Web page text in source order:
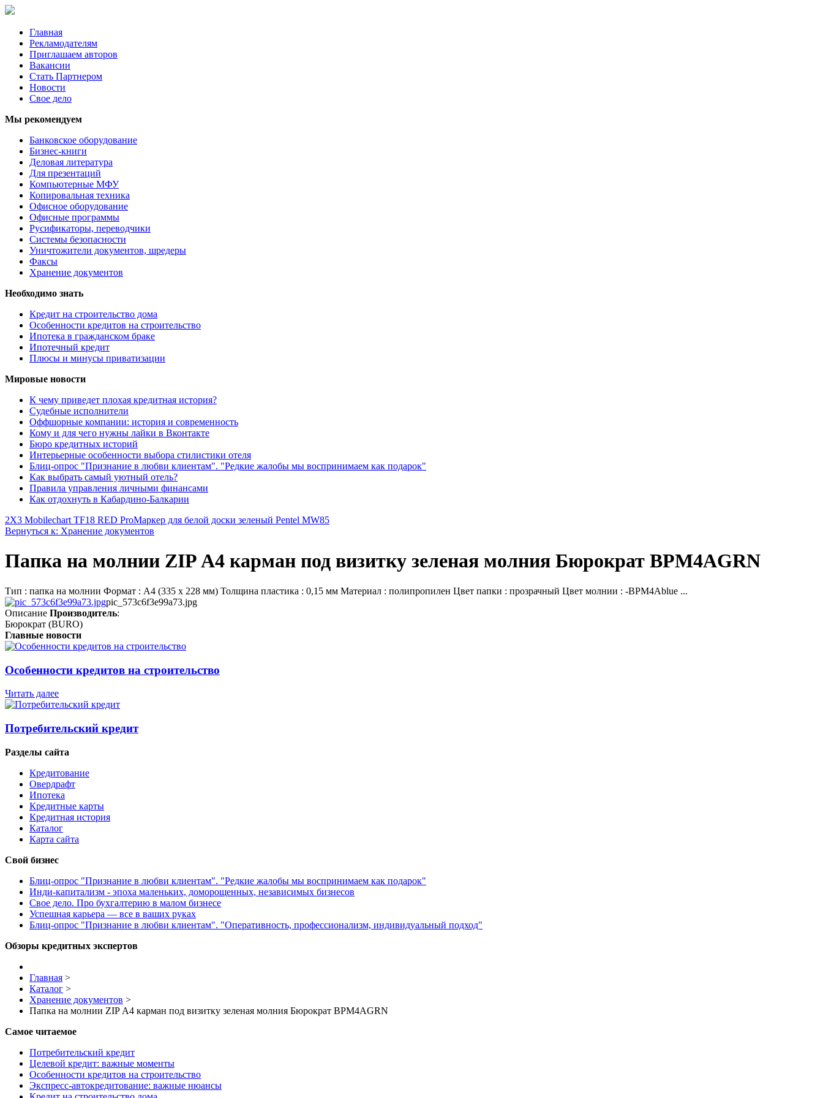
Главная
Рекламодателям
Приглашаем авторов
Вакансии
Стать Партнером
Новости
Свое дело
Мы рекомендуем
Банковское оборудование
Бизнес-книги
Деловая литература
Для презентаций
Компьютерные МФУ
Копировальная техника
Офисное оборудование
Офисные программы
Русификаторы, переводчики
Системы безопасности
Уничтожители документов, шредеры
Факсы
Хранение документов
Необходимо знать
Кредит на строительство дома
Особенности кредитов на строительство
Ипотека в гражданском браке
Ипотечный кредит
Плюсы и минусы приватизации
Мировые новости
К чему приведет плохая кредитная история?
Судебные исполнители
Оффшорные компании: история и современность
Кому и для чего нужны лайки в Вконтакте
Бюро кредитных историй
Интерьерные особенности выбора стилистики отеля
Блиц-опрос "Признание в любви клиентам". "Редкие жалобы мы воспринимаем как подарок"
Как выбрать самый уютный отель?
Правила управления личными финансами
Как отдохнуть в Кабардино-Балкарии
2X3 Mobilechart TF18 RED ProМаркер для белой доски зеленый Pentel MW85
Вернуться к: Хранение документов
Папка на молнии ZIP А4 карман под визитку зеленая молния Бюрократ BPM4AGRN
Тип : папка на молнии Формат : А4 (335 х 228 мм) Толщина пластика : 0,15 мм Материал : полипропилен Цвет папки : прозрачный Цвет молнии : -BPM4Ablue ...
pic_573c6f3e99a73.jpg
Описание Производитель:
Бюрократ (BURO)
Главные новости
Особенности кредитов на строительство
Читать далее
Потребительский кредит
Разделы сайта
Кредитование
Овердрафт
Ипотека
Кредитные карты
Кредитная история
Каталог
Карта сайта
Свой бизнес
Блиц-опрос "Признание в любви клиентам". "Редкие жалобы мы воспринимаем как подарок"
Инди-капитализм - эпоха маленьких, доморощенных, независимых бизнесов
Свое дело. Про бухгалтерию в малом бизнесе
Успешная карьера — все в ваших руках
Блиц-опрос "Признание в любви клиентам". "Оперативность, профессионализм, индивидуальный подход"
Обзоры кредитных экспертов
Главная >
Каталог >
Хранение документов >
Папка на молнии ZIP А4 карман под визитку зеленая молния Бюрократ BPM4AGRN
Самое читаемое
Потребительский кредит
Целевой кредит: важные моменты
Особенности кредитов на строительство
Экспресс-автокредитование: важные нюансы